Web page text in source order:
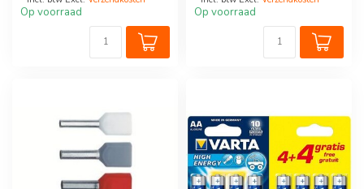
Op voorraad Op voorraad